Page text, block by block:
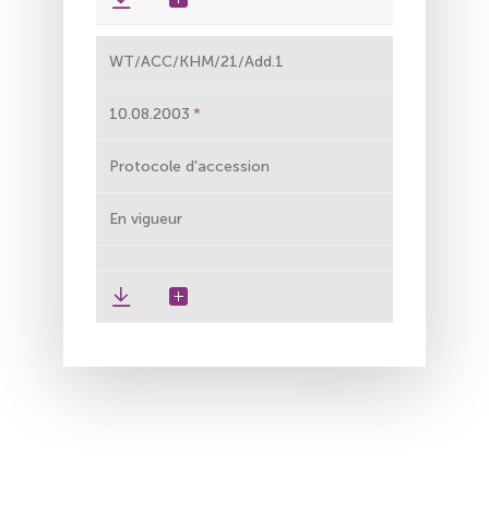
WT/ACC/KHM/21/Add.1
10.08.2003
Protocole d'accession
En vigueur